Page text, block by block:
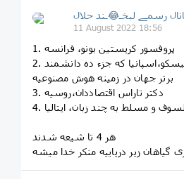
رسمے لبخـ😂ـند حلال
11 August 2022 18:56
1. پروفسور کریستین بونو، فرانسه
2. پروفسور خوان فرانسیسکو،اسپانیا که جزء ده دانشمند
برتر جهان در زمینه هوش مصنوعیه
3. دکتر تاراس اقتصاددان،روسیه
و مسلط به چند زبان، ایتالیا
هر 4 تا شیعه شدند